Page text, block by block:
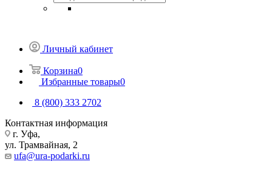
Личный кабинет
Корзина0
Избранные товары0
8 (800) 333 2702
Контактная информация
г. Уфа,
ул. Трамвайная, 2
ufa@ura-podarki.ru